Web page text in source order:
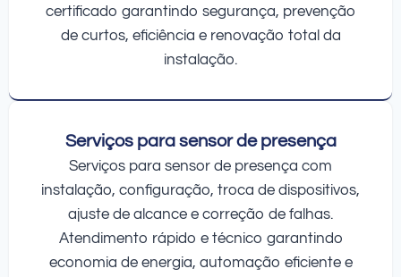
certificado garantindo segurança, prevenção
de curtos, eficiência e renovação total da
instalação.
Serviços para sensor de presença
Serviços para sensor de presença com
instalação, configuração, troca de dispositivos,
ajuste de alcance e correção de falhas.
Atendimento rápido e técnico garantindo
economia de energia, automação eficiente e